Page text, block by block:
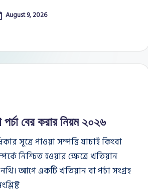
August 9, 2026
বের করার নিয়ম ২০২৬
সূত্রে পাওয়া সম্পত্তি যাচাই কিংবা
নিশ্চিত হওয়ার ক্ষেত্রে খতিয়ান
আগে একটি খতিয়ান বা পর্চা সংগ্রহ